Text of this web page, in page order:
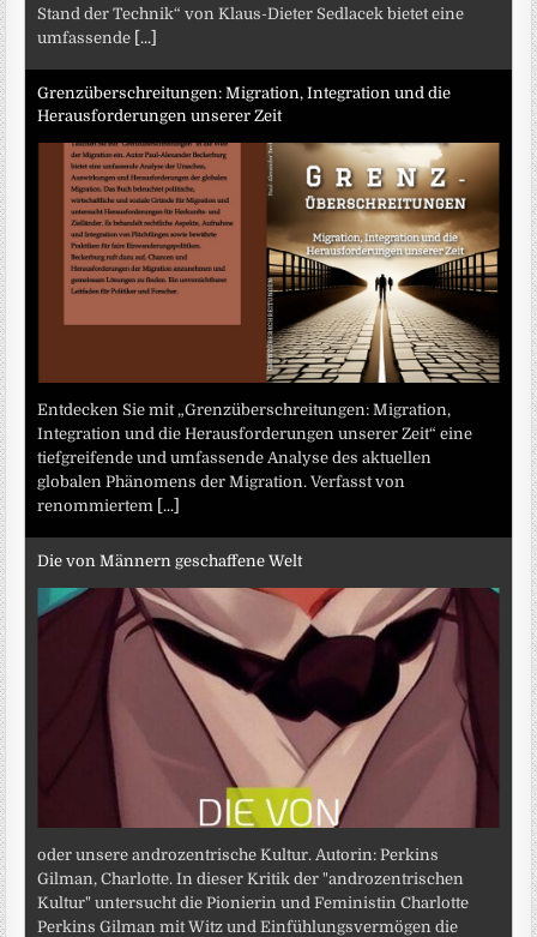
Stand der Technik“ von Klaus-Dieter Sedlacek bietet eine
umfassende [...]
Grenzüberschreitungen: Migration, Integration und die
Herausforderungen unserer Zeit
Entdecken Sie mit „Grenzüberschreitungen: Migration,
Integration und die Herausforderungen unserer Zeit“ eine
tiefgreifende und umfassende Analyse des aktuellen
globalen Phänomens der Migration. Verfasst von
renommiertem
[...]
Die von Männern geschaffene Welt
oder unsere androzentrische Kultur. Autorin: Perkins
Gilman, Charlotte. In dieser Kritik der "androzentrischen
Kultur" untersucht die Pionierin und Feministin Charlotte
Perkins Gilman mit Witz und Einfühlungsvermögen die